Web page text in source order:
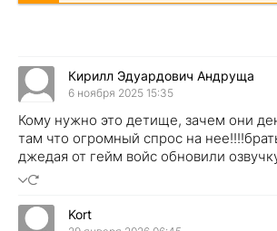
Кирилл Эдуардович Андруща
6 ноября 2025 15:35
Кому нужно это детище, зачем они
там что огромный спрос на
джедая от гейм войс обновили
Kort